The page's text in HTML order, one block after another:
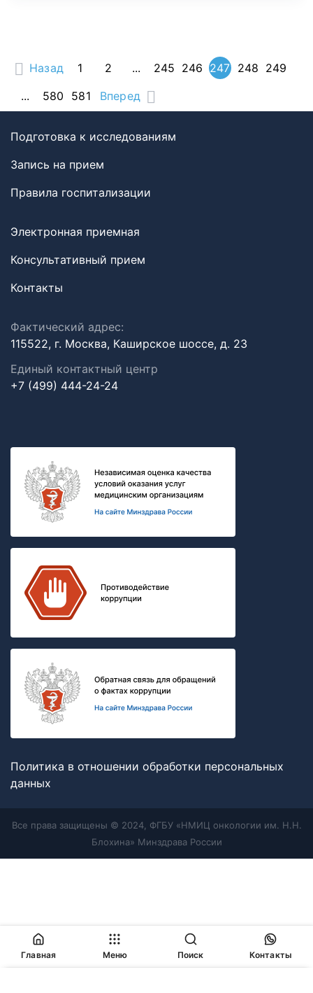
Назад 1 2 ... 245 246 247 248 249
...
580 581 Вперед
Подготовка к исследованиям
Запись на прием
Правила госпитализации
Электронная приемная
Консультативный прием
Контакты
Фактический адрес:
115522, г. Москва, Каширское шоссе, д. 23
Единый контактный центр
+7 (499) 444-24-24
Политика в отношении обработки персональных
данных
Все права защищены © 2024, ФГБУ «НМИЦ онкологии им. Н.Н.
Блохина» Минздрава России
Главная Меню Поиск Контакты